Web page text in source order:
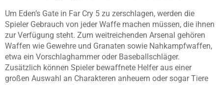
Um Eden’s Gate in Far Cry 5 zu zerschlagen, werden die
Spieler Gebrauch von jeder Waffe machen müssen, die ihnen
zur Verfügung steht. Zum weitreichenden Arsenal gehören
Waffen wie Gewehre und Granaten sowie Nahkampfwaffen,
etwa ein Vorschlaghammer oder Baseballschläger.
Zusätzlich können Spieler bewaffnete Helfer aus einer
großen Auswahl an Charakteren anheuern oder sogar Tiere